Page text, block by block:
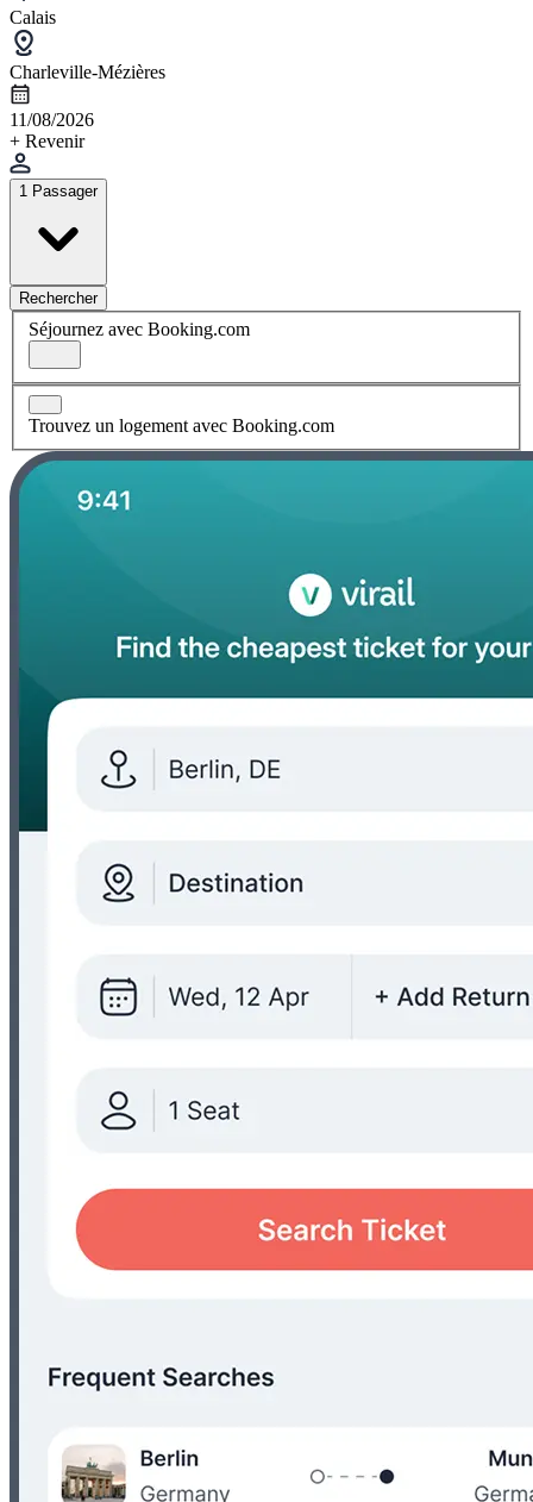
Calais
Charleville-Mézières
11/08/2026
+ Revenir
1 Passager
Rechercher
Séjournez avec Booking.com
Trouvez un logement avec Booking.com